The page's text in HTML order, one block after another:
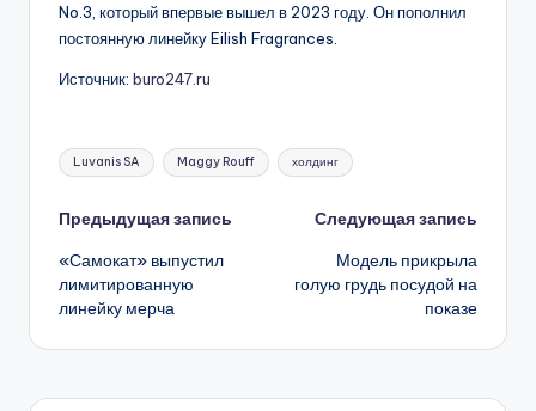
No.3, который впервые вышел в 2023 году. Он пополнил
постоянную линейку Eilish Fragrances.
Источник: buro247.ru
Метки:
Luvanis SA Maggy Rouff холдинг
Навигация
записи
Предыдущая запись
«Самокат» выпустил
лимитированную
линейку мерча
Следующая запись
Модель прикрыла
голую грудь посудой на
показе